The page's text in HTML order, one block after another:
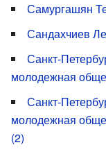
Самургашян
Сандахчиев
Санкт-
молодежная
Санкт-
молодежная
(2)